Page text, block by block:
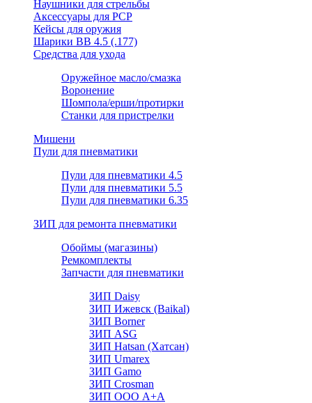
Наушники для стрельбы
Аксессуары для PCP
Кейсы для оружия
Шарики ВВ 4.5 (.177)
Средства для ухода
Оружейное масло/смазка
Воронение
Шомпола/ерши/протирки
Станки для пристрелки
Мишени
Пули для пневматики
Пули для пневматики 4.5
Пули для пневматики 5.5
Пули для пневматики 6.35
ЗИП для ремонта пневматики
Обоймы (магазины)
Ремкомплекты
Запчасти для пневматики
ЗИП Daisy
ЗИП Ижевск (Baikal)
ЗИП Borner
ЗИП ASG
ЗИП Hatsan (Хатсан)
ЗИП Umarex
ЗИП Gamo
ЗИП Crosman
ЗИП ООО А+А